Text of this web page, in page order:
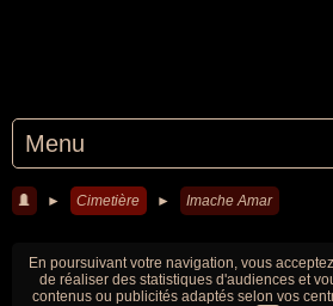
Menu
► Cimetière ► Imache Amar
En poursuivant votre navigation, vous
de réaliser des statistiques d'audiences et
contenus ou publicités adaptés selon vos